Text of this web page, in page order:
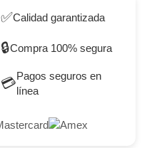
✅Calidad garantizada
🔒Compra 100% segura
💳Pagos seguros en
línea